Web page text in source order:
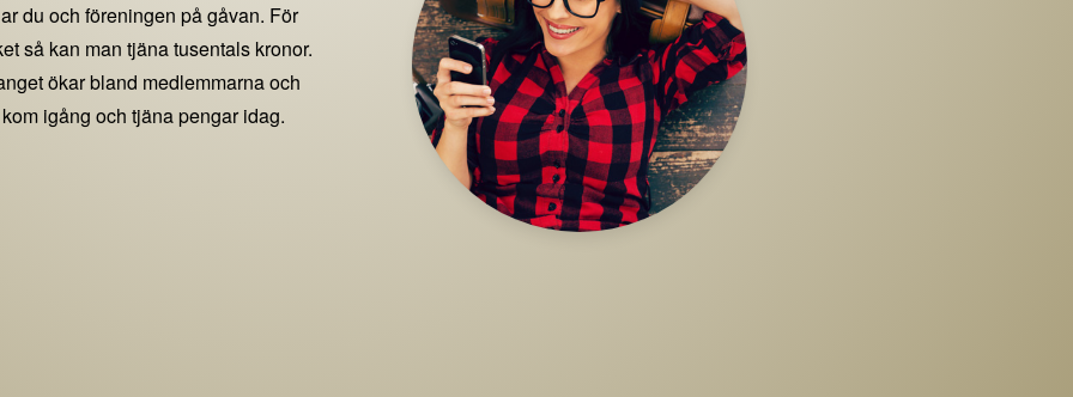
du och föreningen på gåvan. För
så kan man tjäna tusentals kronor.
ökar bland medlemmarna och
igång och tjäna pengar idag.